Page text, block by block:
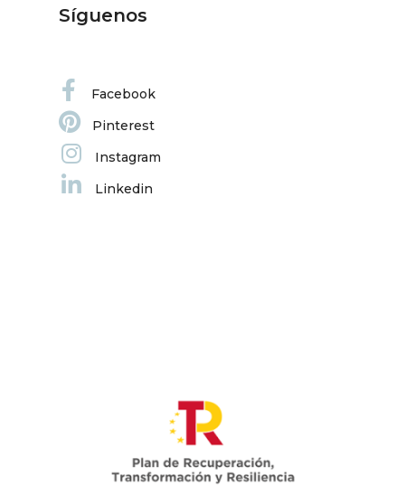
Síguenos
Facebook
Pinterest
Instagram
Linkedin